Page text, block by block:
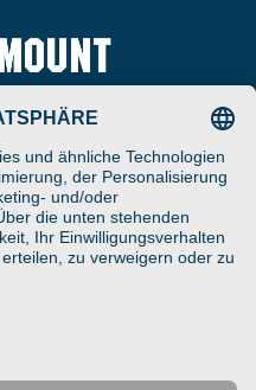
Tel
+49 (0) 5257-9380625
Fax
+49 (0) 5257-9380629